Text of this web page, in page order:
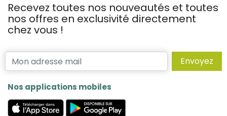
Recevez toutes nos nouveautés et toutes
nos offres en exclusivité directement
chez vous !
Envoyez
Nos applications mobiles